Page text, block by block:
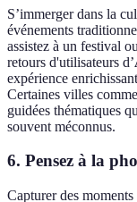
S’immerger dans la
événements
assistez à un festival
retours d'utilisateurs d’
expérience
Certaines villes comme
guidées thématiques
souvent méconnus.
6. Pensez à la
Capturer des